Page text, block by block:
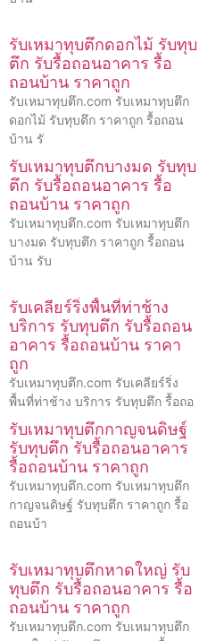
รับเหมาทุบตึกดอกไม้ รับทุบ
ตึก รับรื้อถอนอาคาร รื้อ
ถอนบ้าน ราคาถูก
รับเหมาทุบตึก.com รับเหมาทุบตึก
ดอกไม้ รับทุบตึก ราคาถูก รื้อถอน
บ้าน รั
รับเหมาทุบตึกบางมด รับทุบ
ตึก รับรื้อถอนอาคาร รื้อ
ถอนบ้าน ราคาถูก
รับเหมาทุบตึก.com รับเหมาทุบตึก
บางมด รับทุบตึก ราคาถูก รื้อถอน
บ้าน รับ
รับเคลียร์ริ่งพื้นที่ท่าช้าง
บริการ รับทุบตึก รับรื้อถอน
อาคาร รื้อถอนบ้าน ราคา
ถูก
รับเหมาทุบตึก.com รับเคลียร์ริ่ง
พื้นที่ท่าช้าง บริการ รับทุบตึก รื้อถอ
รับเหมาทุบตึกกาญจนดิษฐ์
รับทุบตึก รับรื้อถอนอาคาร
รื้อถอนบ้าน ราคาถูก
รับเหมาทุบตึก.com รับเหมาทุบตึก
กาญจนดิษฐ์ รับทุบตึก ราคาถูก รื้อ
ถอนบ้า
รับเหมาทุบตึกหาดใหญ่ รับ
ทุบตึก รับรื้อถอนอาคาร รื้อ
ถอนบ้าน ราคาถูก
รับเหมาทุบตึก.com รับเหมาทุบตึก